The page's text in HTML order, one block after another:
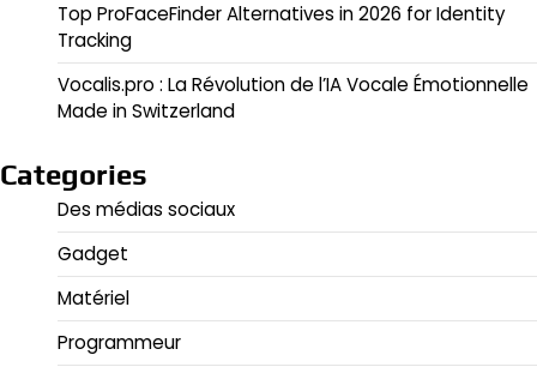
Top ProFaceFinder Alternatives in 2026 for Identity
Tracking
Vocalis.pro : La Révolution de l’IA Vocale Émotionnelle
Made in Switzerland
Categories
Des médias sociaux
Gadget
Matériel
Programmeur